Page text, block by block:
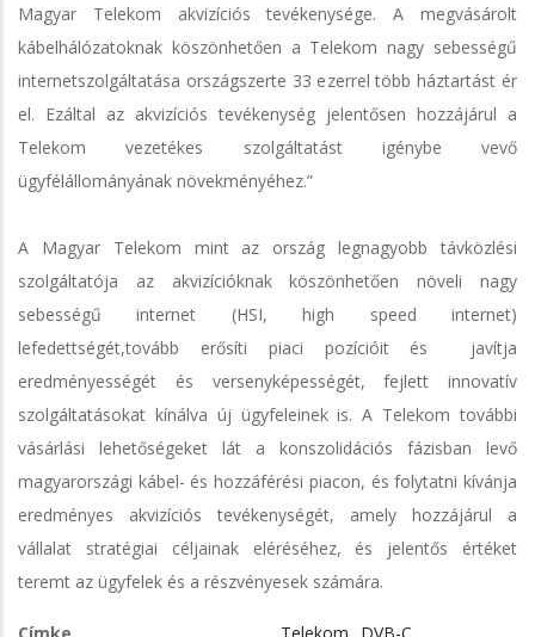
Magyar Telekom akvizíciós tevékenysége. A megvásárolt
kábelhálózatoknak köszönhetően a Telekom nagy sebességű
internetszolgáltatása országszerte 33 ezerrel több háztartást ér
el. Ezáltal az akvizíciós tevékenység jelentősen hozzájárul a
Telekom vezetékes szolgáltatást igénybe vevő
ügyfélállományának növekményéhez.”
A Magyar Telekom mint az ország legnagyobb távközlési
szolgáltatója az akvizícióknak köszönhetően növeli nagy
sebességű internet (HSI, high speed internet)
lefedettségét,tovább erősíti piaci pozícióit és javítja
eredményességét és versenyképességét, fejlett innovatív
szolgáltatásokat kínálva új ügyfeleinek is. A Telekom további
vásárlási lehetőségeket lát a konszolidációs fázisban levő
magyarországi kábel- és hozzáférési piacon, és folytatni kívánja
eredményes akvizíciós tevékenységét, amely hozzájárul a
vállalat stratégiai céljainak eléréséhez, és jelentős értéket
teremt az ügyfelek és a részvényesek számára.